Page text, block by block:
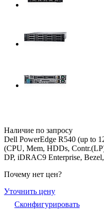
Наличие по запросу
Dell PowerEdge R540 (up to
(CPU, Mem, HDDs,
DP, iDRAC9 Enterprise,
Почему нет цен?
Уточнить цену
Сконфигурировать